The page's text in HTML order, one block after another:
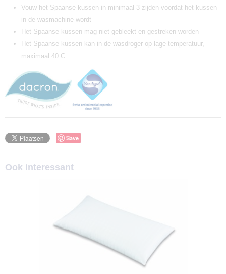
Vouw het Spaanse kussen in minimaal 3 zijden voordat het kussen
in de wasmachine wordt
Het Spaanse kussen mag niet gebleekt en gestreken worden
Het Spaanse kussen kan in de wasdroger op lage temperatuur,
maximaal 40 C.
Save
Ook interessant